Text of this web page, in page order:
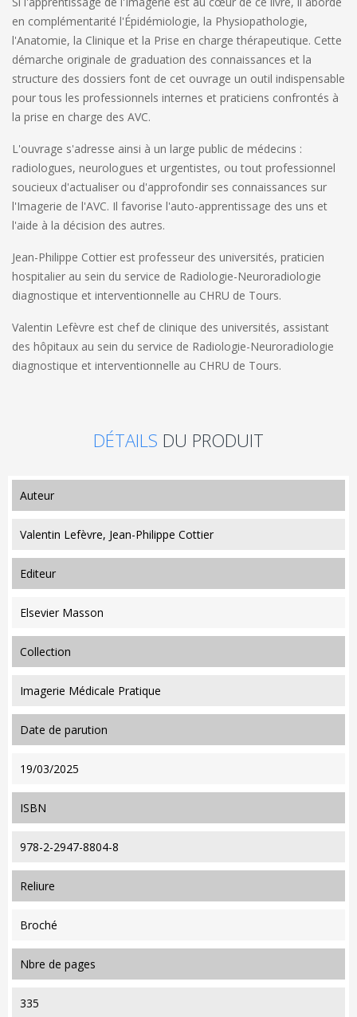
en complémentarité l'Épidémiologie, la Physiopathologie,
l'Anatomie, la Clinique et la Prise en charge thérapeutique. Cette
démarche originale de graduation des connaissances et la
structure des dossiers font de cet ouvrage un outil indispensable
pour tous les professionnels internes et praticiens confrontés à
la prise en charge des AVC.
L'ouvrage s'adresse ainsi à un large public de médecins :
radiologues, neurologues et urgentistes, ou tout professionnel
soucieux d'actualiser ou d'approfondir ses connaissances sur
l'Imagerie de l'AVC. Il favorise l'auto-apprentissage des uns et
l'aide à la décision des autres.
Jean-Philippe Cottier est professeur des universités, praticien
hospitalier au sein du service de Radiologie-Neuroradiologie
diagnostique et interventionnelle au CHRU de Tours.
Valentin Lefèvre est chef de clinique des universités, assistant
des hôpitaux au sein du service de Radiologie-Neuroradiologie
diagnostique et interventionnelle au CHRU de Tours.
DÉTAILS DU PRODUIT
auteur
Valentin Lefèvre, Jean-Philippe Cottier
editeur
Elsevier Masson
collection
Imagerie Médicale Pratique
date de parution
19/03/2025
ISBN
978-2-2947-8804-8
reliure
Broché
nbre de pages
335